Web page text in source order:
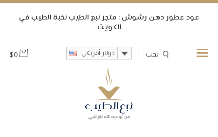
ﻋﻮﺩ ﻋﻄﻮﺭ ﺩﻫﻦ ﺭﺷﻮﺵ : متجر نبع الطيب ﻧﺨﺒﺔ ﺍﻟﻄﻴﺐ ﻓﻲ
ﺍﻟﻜﻮﻳﺖ
بحث دولار أمريكي $0